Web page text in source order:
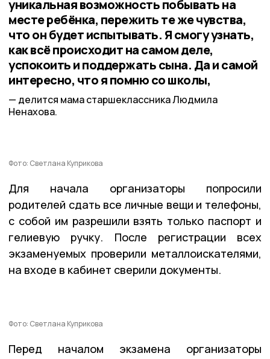
уникальная возможность побывать на
месте ребёнка, пережить те же чувства,
что он будет испытывать. Я смогу узнать,
как всё происходит на самом деле,
успокоить и поддержать сына. Да и самой
интересно, что я помню со школы,
делится мама старшеклассника Людмила
Ненахова.
Фото: Светлана Куприкова
Для начала организаторы попросили
родителей сдать все личные вещи и телефоны,
с собой им разрешили взять только паспорт и
гелиевую ручку. После регистрации всех
экзаменуемых проверили металлоискателями,
на входе в кабинет сверили документы.
Фото: Светлана Куприкова
Перед началом экзамена организаторы